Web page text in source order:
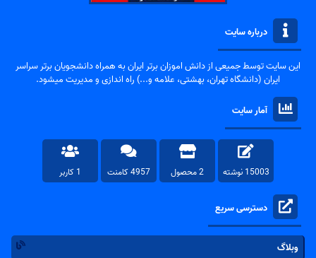
درباره سایت
این سایت توسط جمیعی از دانش اموزان برتر ایران به همراه دانشجویان برتر سراسر
ایران (دانشگاه تهران، بهشتی، علامه و...) راه اندازی و مدیریت میشود.
آمار سایت
15003 نوشته 2 محصول 4957 کامنت 1 کاربر
دسترسی سریع
وبلاگ